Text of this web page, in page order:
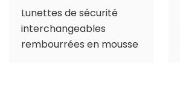
Lunettes de sécurité
interchangeables
rembourrées en mousse